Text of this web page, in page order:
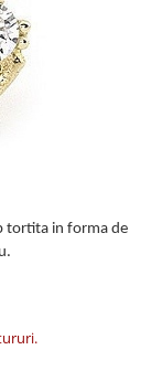
tortita in forma de